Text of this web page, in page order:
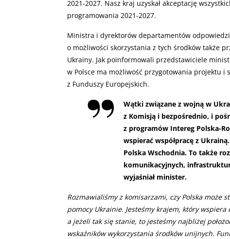
2021-2027. Nasz kraj uzyskał akceptację
programowania 2021-2027.
Ministra i dyrektorów departamentów
o możliwości skorzystania z tych środków także
Ukrainy. Jak poinformowali przedstawiciele
w Polsce ma możliwość przygotowania projektu i
z Funduszy Europejskich.
Wątki związane z wojną w
z Komisją i bezpośrednio, i
z programów Intereg Polska-
wspierać współpracę z
Polska Wschodnia. To także
komunikacyjnych,
wyjaśniał minister.
Rozmawialiśmy z komisarzami, czy Polska może
pomocy Ukrainie. Jesteśmy krajem, który
a jeżeli tak się stanie, to jesteśmy najbliżej
wskaźników wykorzystania środków unijnych.